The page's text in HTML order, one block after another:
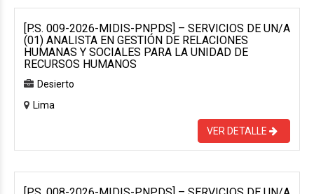
[P.S. 009-2026-MIDIS-PNPDS] – SERVICIOS DE UN/A
(01) ANALISTA EN GESTIÓN DE RELACIONES
HUMANAS Y SOCIALES PARA LA UNIDAD DE
RECURSOS HUMANOS
Desierto
Lima
VER DETALLE